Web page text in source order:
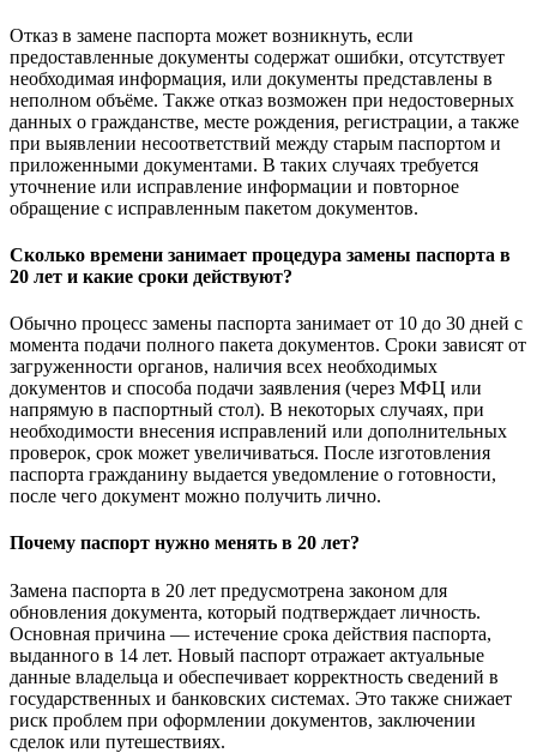
Отказ в замене паспорта может возникнуть, если
предоставленные документы содержат ошибки, отсутствует
необходимая информация, или документы представлены в
неполном объёме. Также отказ возможен при недостоверных
данных о гражданстве, месте рождения, регистрации, а также
при выявлении несоответствий между старым паспортом и
приложенными документами. В таких случаях требуется
уточнение или исправление информации и повторное
обращение с исправленным пакетом документов.
Сколько времени занимает процедура замены паспорта в
20 лет и какие сроки действуют?
Обычно процесс замены паспорта занимает от 10 до 30 дней с
момента подачи полного пакета документов. Сроки зависят от
загруженности органов, наличия всех необходимых
документов и способа подачи заявления (через МФЦ или
напрямую в паспортный стол). В некоторых случаях, при
необходимости внесения исправлений или дополнительных
проверок, срок может увеличиваться. После изготовления
паспорта гражданину выдается уведомление о готовности,
после чего документ можно получить лично.
Почему паспорт нужно менять в 20 лет?
Замена паспорта в 20 лет предусмотрена законом для
обновления документа, который подтверждает личность.
Основная причина — истечение срока действия паспорта,
выданного в 14 лет. Новый паспорт отражает актуальные
данные владельца и обеспечивает корректность сведений в
государственных и банковских системах. Это также снижает
риск проблем при оформлении документов, заключении
сделок или путешествиях.